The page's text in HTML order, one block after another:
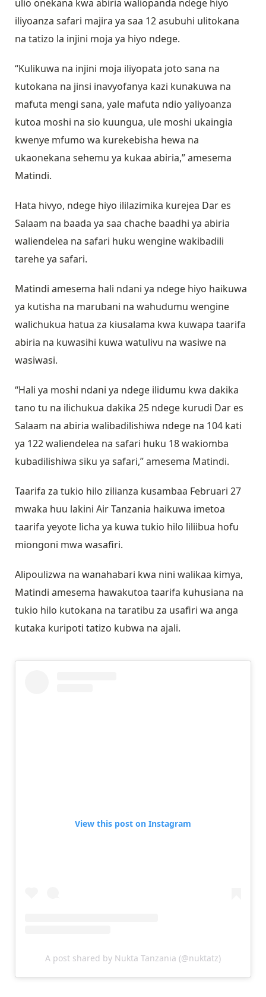
ulio onekana kwa abiria waliopanda ndege hiyo
iliyoanza safari majira ya saa 12 asubuhi ulitokana
na tatizo la injini moja ya hiyo ndege.
“Kulikuwa na injini moja iliyopata joto sana na
kutokana na jinsi inavyofanya kazi kunakuwa na
mafuta mengi sana, yale mafuta ndio yaliyoanza
kutoa moshi na sio kuungua, ule moshi ukaingia
kwenye mfumo wa kurekebisha hewa na
ukaonekana sehemu ya kukaa abiria,” amesema
Matindi.
Hata hivyo, ndege hiyo ililazimika kurejea Dar es
Salaam na baada ya saa chache baadhi ya abiria
waliendelea na safari huku wengine wakibadili
tarehe ya safari.
Matindi amesema hali ndani ya ndege hiyo haikuwa
ya kutisha na marubani na wahudumu wengine
walichukua hatua za kiusalama kwa kuwapa taarifa
abiria na kuwasihi kuwa watulivu na wasiwe na
wasiwasi.
“Hali ya moshi ndani ya ndege ilidumu kwa dakika
tano tu na ilichukua dakika 25 ndege kurudi Dar es
Salaam na abiria walibadilishiwa ndege na 104 kati
ya 122 waliendelea na safari huku 18 wakiomba
kubadilishiwa siku ya safari,” amesema Matindi.
Taarifa za tukio hilo zilianza kusambaa Februari 27
mwaka huu lakini Air Tanzania haikuwa imetoa
taarifa yeyote licha ya kuwa tukio hilo liliibua hofu
miongoni mwa wasafiri.
Alipoulizwa na wanahabari kwa nini walikaa kimya,
Matindi amesema hawakutoa taarifa kuhusiana na
tukio hilo kutokana na taratibu za usafiri wa anga
kutaka kuripoti tatizo kubwa na ajali.
View this post on Instagram
A post shared by Nukta Tanzania (@nuktatz)